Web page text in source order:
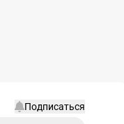
Подписаться